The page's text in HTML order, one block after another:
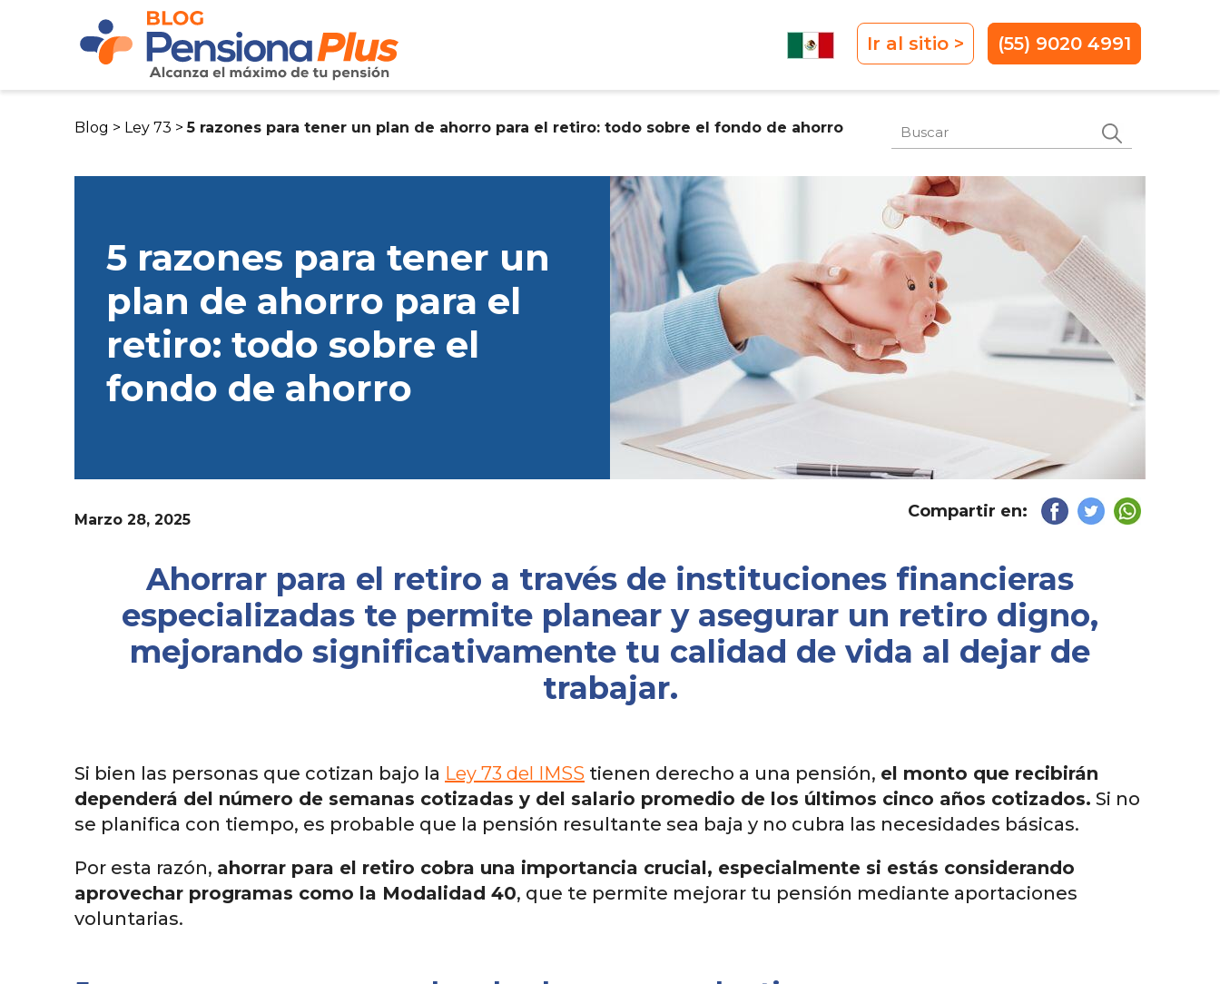
Ir al sitio > (55) 9020 4991
Blog > Ley 73 > 5 razones para tener un plan de ahorro para el retiro: todo sobre el fondo de ahorro Este es un campo de búsqueda
No hay sugerencias porque el campo de
5 razones para tener un
plan de ahorro para el
retiro: todo sobre el
fondo de ahorro
Marzo 28, 2025 Compartir en:
Ahorrar para el retiro a través de instituciones financieras
especializadas te permite planear y asegurar un retiro digno,
mejorando significativamente tu calidad de vida al dejar de
trabajar.
Si bien las personas que cotizan bajo la Ley 73 del IMSS tienen derecho a una pensión, el monto que recibirán
dependerá del número de semanas cotizadas y del salario promedio de los últimos cinco años cotizados. Si no
se planifica con tiempo, es probable que la pensión resultante sea baja y no cubra las necesidades básicas.
Por esta razón, ahorrar para el retiro cobra una importancia crucial, especialmente si estás considerando
aprovechar programas como la Modalidad 40, que te permite mejorar tu pensión mediante aportaciones
voluntarias.